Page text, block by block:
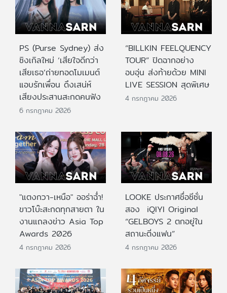
PS (Purse Sydney) ส่ง
ซิงเกิลใหม่ ‘เสียใจดีกว่า
เสียเธอ’ถ่ายทอดโมเมนต์
แอบรักเพื่อน ดึงเสน่ห์
เสียงประสานสะกดคนฟัง
6 กรกฎาคม 2026
“BILLKIN FEELQUENCY
TOUR” ปิดฉากอย่าง
อบอุ่น ส่งท้ายด้วย MINI
LIVE SESSION สุดพิเศษ
4 กรกฎาคม 2026
"แตงกวา-เหนือ" ออร่าฉ่ำ!
ขาวโบ๊ะสะกดทุกสายตา ใน
งานแถลงข่าว Asia Top
Awards 2026
4 กรกฎาคม 2026
LOOKE ประกาศชื่อซีซั่น
สอง iQIYI Original
“GELBOYS 2 ตกอยู่ใน
สถานะติ่งแฟน”
4 กรกฎาคม 2026